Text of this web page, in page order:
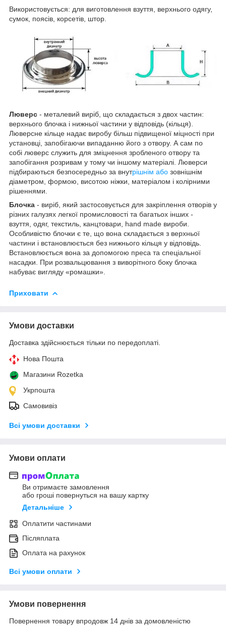
Використовується: для виготовлення взуття, верхнього одягу,
сумок, поясів, корсетів, штор.
Люверс - металевий виріб, що складається з двох частин:
верхнього блочка і нижньої частини у відповідь (кільця).
Люверсне кільце надає виробу більш підвищеної міцності при
установці, запобігаючи випаданню його з отвору. А сам по
собі люверс служить для зміцнення зробленого отвору та
запобігання розривам у тому чи іншому матеріалі. Люверси
підбираються безпосередньо за внутрішнім або зовнішнім
діаметром, формою, висотою ніжки, матеріалом і колірними
рішеннями.
Блочка - виріб, який застосовується для закріплення отворів у
різних галузях легкої промисловості та багатьох інших -
взуття, одяг, текстиль, канцтовари, hand made вироби.
Особливістю блочки є те, що вона складається з верхньої
частини і встановлюється без нижнього кільця у відповідь.
Встановлюється вона за допомогою преса та спеціальної
насадки. При розвальцювання з виворітного боку блочка
набуває вигляду «ромашки».
Приховати
Умови доставки
Доставка здійснюється тільки по передоплаті.
Нова Пошта
Магазини Rozetka
Укрпошта
Самовивіз
Всі умови доставки
Умови оплати
Ви отримаєте замовлення
або гроші повернуться на вашу картку
Детальніше
Оплатити частинами
Післяплата
Оплата на рахунок
Всі умови оплати
Умови повернення
Повернення товару впродовж 14 днів за домовленістю